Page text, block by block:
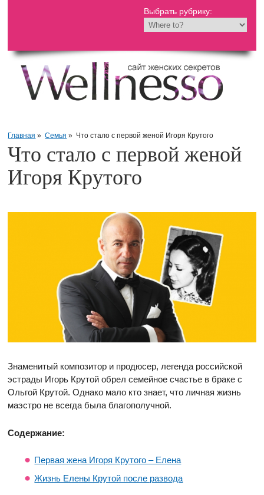
Выбрать рубрику:
Главная » Семья » Что стало с первой женой Игоря Крутого
Что стало с первой женой
Игоря Крутого
Знаменитый композитор и продюсер, легенда российской
эстрады Игорь Крутой обрел семейное счастье в браке с
Ольгой Крутой. Однако мало кто знает, что личная жизнь
маэстро не всегда была благополучной.
Содержание:
Первая жена Игоря Крутого – Елена
Жизнь Елены Крутой после развода